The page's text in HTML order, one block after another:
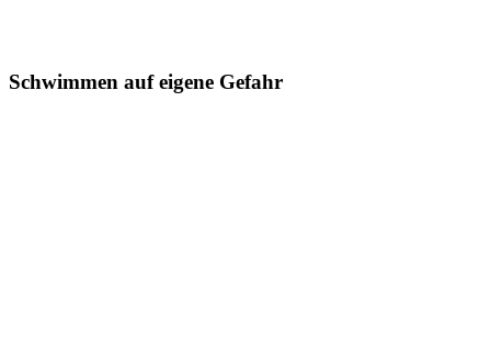
Schwimmen auf eigene Gefahr